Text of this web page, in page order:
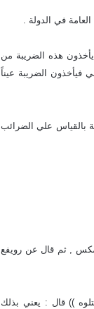
في الدولة .
هذه الضريبة من
فيأخذون الضريبة عيناً
بالقياس علي الضرائب
مكس , ثم قال عن رويفع
)) قال : يعني بذلك